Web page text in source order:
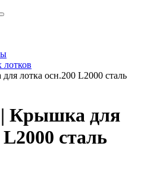
лотка осн.200 L2000 сталь
Крышка для
сталь